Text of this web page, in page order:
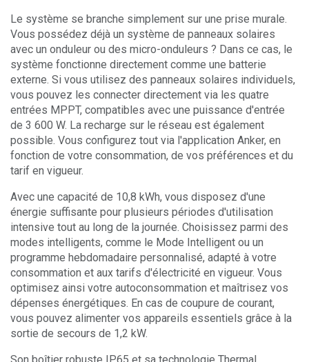
Le système se branche simplement sur une prise murale.
Vous possédez déjà un système de panneaux solaires
avec un onduleur ou des micro-onduleurs ? Dans ce cas, le
système fonctionne directement comme une batterie
externe. Si vous utilisez des panneaux solaires individuels,
vous pouvez les connecter directement via les quatre
entrées MPPT, compatibles avec une puissance d'entrée
de 3 600 W. La recharge sur le réseau est également
possible. Vous configurez tout via l'application Anker, en
fonction de votre consommation, de vos préférences et du
tarif en vigueur.
Avec une capacité de 10,8 kWh, vous disposez d'une
énergie suffisante pour plusieurs périodes d'utilisation
intensive tout au long de la journée. Choisissez parmi des
modes intelligents, comme le Mode Intelligent ou un
programme hebdomadaire personnalisé, adapté à votre
consommation et aux tarifs d'électricité en vigueur. Vous
optimisez ainsi votre autoconsommation et maîtrisez vos
dépenses énergétiques. En cas de coupure de courant,
vous pouvez alimenter vos appareils essentiels grâce à la
sortie de secours de 1,2 kW.